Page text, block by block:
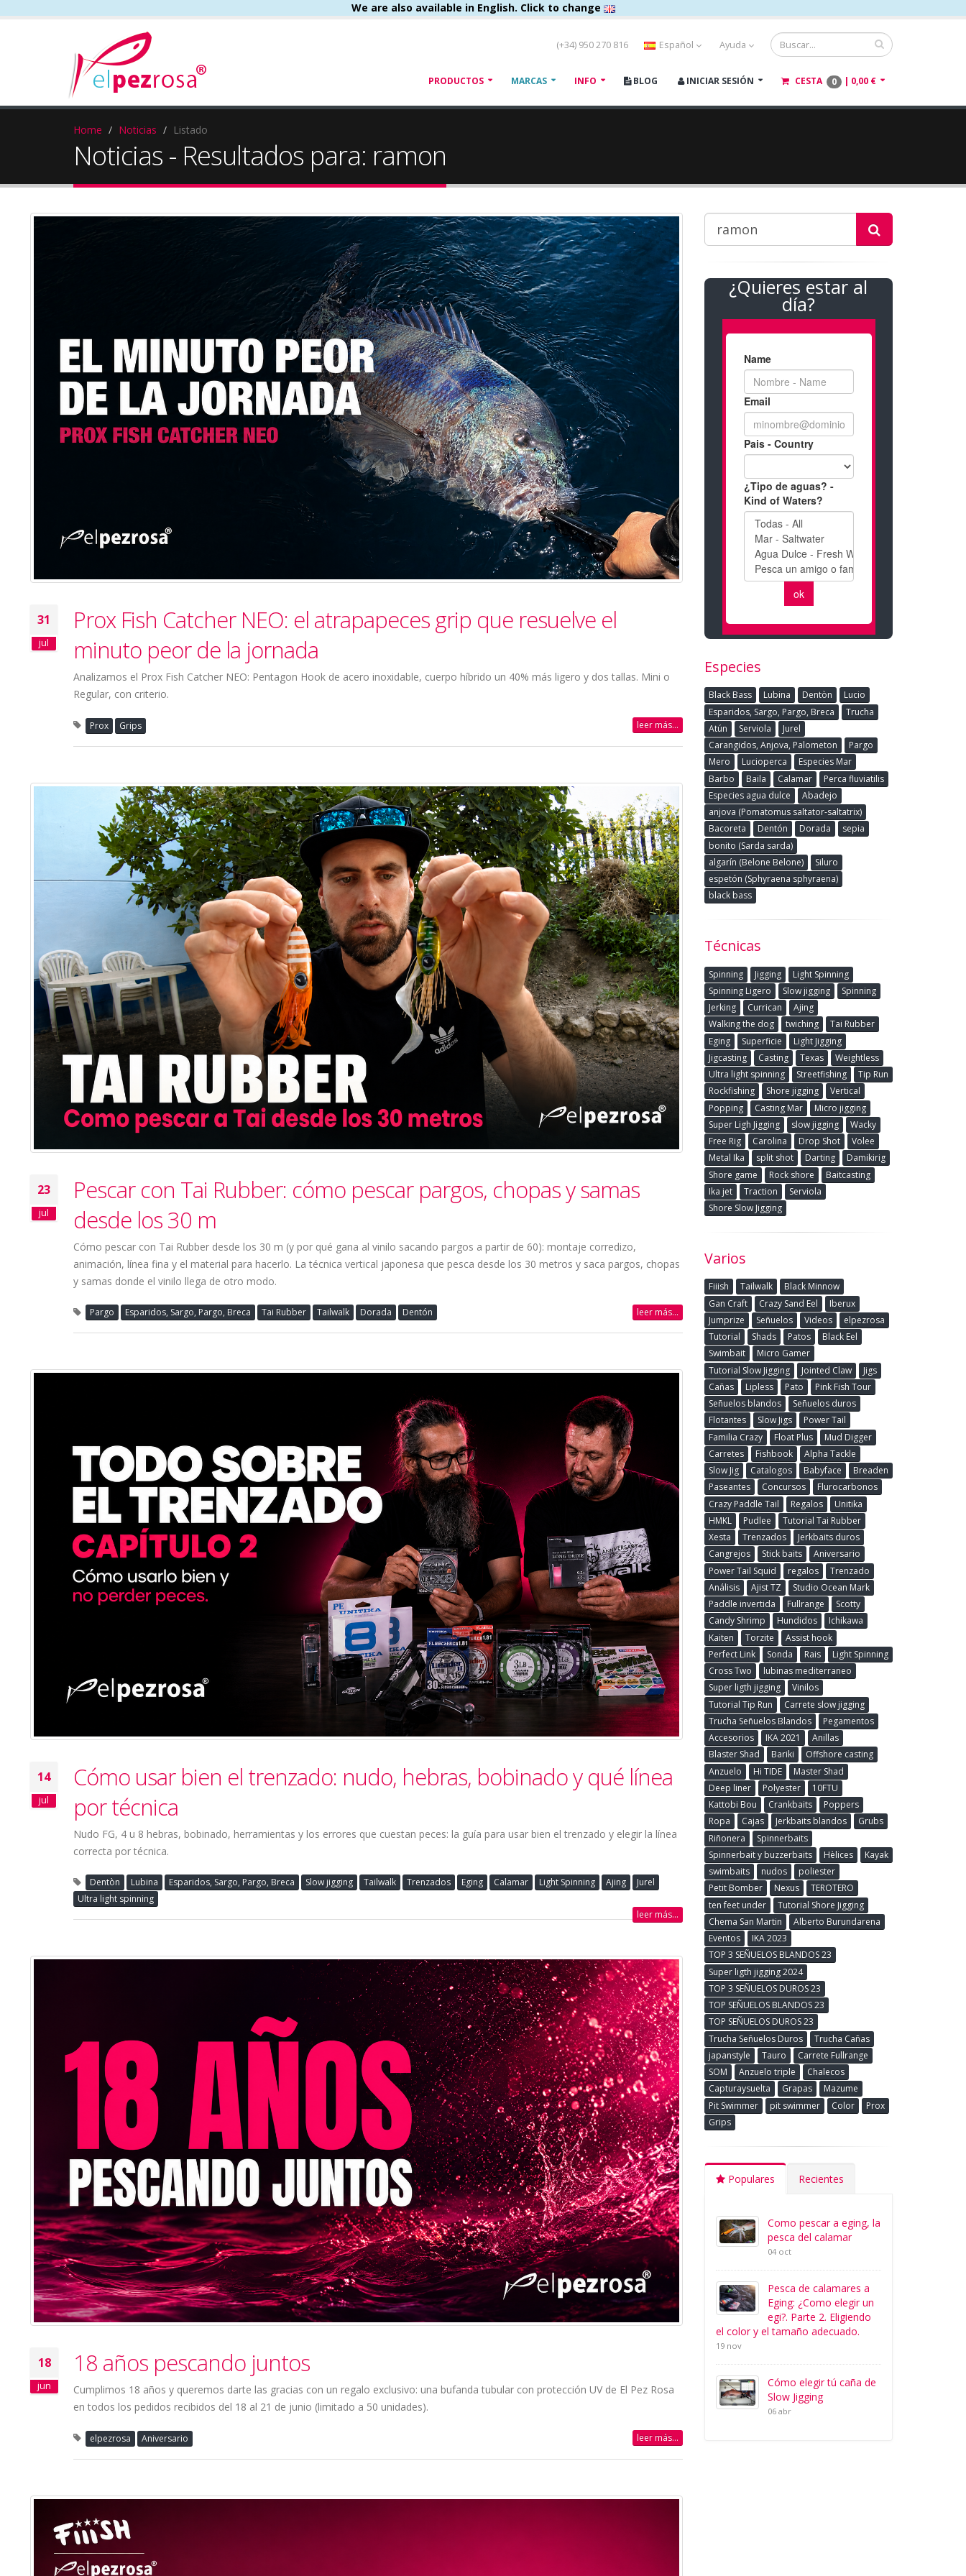
We are also available in English. Click to change
(+34) 950 270 816 Español Ayuda
PRODUCTOS MARCAS INFO BLOG INICIAR SESIÓN CESTA 0 | 0,00 €
Home Noticias Listado
Noticias - Resultados para: ramon
31
jul
Prox Fish Catcher NEO: el atrapapeces grip que resuelve el
minuto peor de la jornada
Analizamos el Prox Fish Catcher NEO: Pentagon Hook de acero inoxidable, cuerpo híbrido un 40% más ligero y dos tallas. Mini o
Regular, con criterio.
Prox Grips leer más...
23
jul
Pescar con Tai Rubber: cómo pescar pargos, chopas y samas
desde los 30 m
Cómo pescar con Tai Rubber desde los 30 m (y por qué gana al vinilo sacando pargos a partir de 60): montaje corredizo,
animación, línea fina y el material para hacerlo. La técnica vertical japonesa que pesca desde los 30 metros y saca pargos, chopas
y samas donde el vinilo llega de otro modo.
Pargo Esparidos, Sargo, Pargo, Breca Tai Rubber Tailwalk Dorada Dentón leer más...
14
jul
Cómo usar bien el trenzado: nudo, hebras, bobinado y qué línea
por técnica
Nudo FG, 4 u 8 hebras, bobinado, herramientas y los errores que cuestan peces: la guía para usar bien el trenzado y elegir la línea
correcta por técnica.
Dentòn Lubina Esparidos, Sargo, Pargo, Breca Slow jigging Tailwalk Trenzados Eging Calamar Light Spinning Ajing
Jurel
Ultra light spinning
leer más...
18
jun
18 años pescando juntos
Cumplimos 18 años y queremos darte las gracias con un regalo exclusivo: una bufanda tubular con protección UV de El Pez Rosa
en todos los pedidos recibidos del 18 al 21 de junio (limitado a 50 unidades).
elpezrosa Aniversario leer más...
¿Quieres estar al
día?
Especies
Black Bass Lubina Dentòn
Lucio
Esparidos, Sargo, Pargo, Breca
Trucha
Atún
Serviola
Jurel
Carangidos, Anjova, Palometon
Pargo
Mero
Lucioperca
Especies Mar
Barbo
Baila Calamar
Perca fluviatilis
Especies agua dulce
Abadejo
anjova (Pomatomus saltator-saltatrix)
Bacoreta
Dentón Dorada
sepia
bonito (Sarda sarda)
algarín (Belone Belone)
Siluro
espetón (Sphyraena sphyraena)
black bass
Técnicas
Spinning Jigging
Light Spinning
Spinning Ligero
Slow jigging
Spinning
Jerking
Currican
Ajing
Walking the dog
twiching
Tai Rubber
Eging
Superficie
Light Jigging
Jigcasting
Casting Texas
Weightless
Ultra light spinning
Streetfishing
Tip Run
Rockfishing
Shore jigging
Vertical
Popping
Casting Mar
Micro jigging
Super Ligh Jigging
slow jigging
Wacky
Free Rig
Carolina Drop Shot
Volee
Metal Ika
split shot Darting
Damikirig
Shore game
Rock shore
Baitcasting
Ika jet
Traction
Serviola
Shore Slow Jigging
Varios
Fiiish Tailwalk
Black Minnow
Gan Craft
Crazy Sand Eel
Iberux
Jumprize
Señuelos Videos
elpezrosa
Tutorial
Shads Patos
Black Eel
Swimbait
Micro Gamer
Tutorial Slow Jigging
Jointed Claw
Jigs
Cañas
Lipless Pato
Pink Fish Tour
Señuelos blandos
Señuelos duros
Flotantes
Slow Jigs
Power Tail
Familia Crazy
Float Plus
Mud Digger
Carretes
Fishbook
Alpha Tackle
Slow Jig
Catalogos Babyface
Breaden
Paseantes
Concursos
Flurocarbonos
Crazy Paddle Tail
Regalos
Unitika
HMKL
Pudlee
Tutorial Tai Rubber
Xesta
Trenzados
Jerkbaits duros
Cangrejos
Stick baits
Aniversario
Power Tail Squid
regalos
Trenzado
Análisis
Ajist TZ
Studio Ocean Mark
Paddle invertida
Fullrange
Scotty
Candy Shrimp
Hundidos
Ichikawa
Kaiten
Torzite
Assist hook
Perfect Link
Sonda Rais
Light Spinning
Cross Two
lubinas mediterraneo
Super ligth jigging
Vinilos
Tutorial Tip Run
Carrete slow jigging
Trucha Señuelos Blandos
Pegamentos
Accesorios
IKA 2021
Anillas
Blaster Shad
Bariki
Offshore casting
Anzuelo
Hi TIDE
Master Shad
Deep liner
Polyester
10FTU
Kattobi Bou
Crankbaits
Poppers
Ropa
Cajas Jerkbaits blandos
Grubs
Riñonera
Spinnerbaits
Spinnerbait y buzzerbaits
Hèlices
Kayak
swimbaits
nudos
poliester
Petit Bomber
Nexus
TEROTERO
ten feet under
Tutorial Shore Jigging
Chema San Martin
Alberto Burundarena
Eventos
IKA 2023
TOP 3 SEÑUELOS BLANDOS 23
Super ligth jigging 2024
TOP 3 SEÑUELOS DUROS 23
TOP SEÑUELOS BLANDOS 23
TOP SEÑUELOS DUROS 23
Trucha Señuelos Duros
Trucha Cañas
japanstyle
Tauro
Carrete Fullrange
SOM
Anzuelo triple
Chalecos
Capturaysuelta
Grapas
Mazume
Pit Swimmer
pit swimmer Color
Prox
Grips
Populares Recientes
Como pescar a eging, la
pesca del calamar
04 oct
Pesca de calamares a
Eging: ¿Como elegir un
egi?. Parte 2. Eligiendo
el color y el tamaño adecuado.
19 nov
Cómo elegir tú caña de
Slow Jigging
06 abr